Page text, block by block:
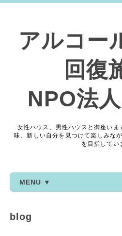
アルコー
回復
NPO法
女性ハウス、男性ハウスと御座いま
味、新しい自分を見つけて楽しみな
を目指してい
MENU ▼
blog